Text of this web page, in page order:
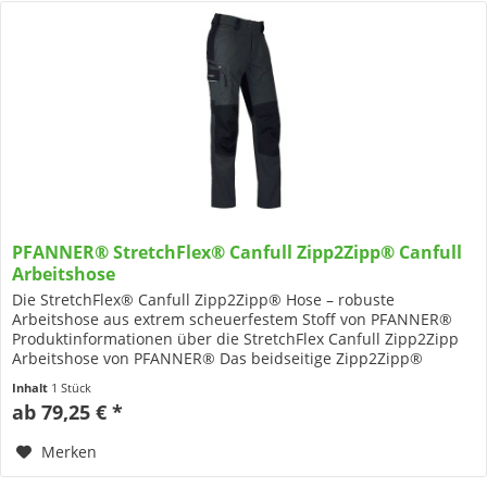
PFANNER® StretchFlex® Canfull Zipp2Zipp® Canfull
Arbeitshose
Die StretchFlex® Canfull Zipp2Zipp® Hose – robuste
Arbeitshose aus extrem scheuerfestem Stoff von PFANNER®
Produktinformationen über die StretchFlex Canfull Zipp2Zipp
Arbeitshose von PFANNER® Das beidseitige Zipp2Zipp®
Inhalt 1 Stück
ab 79,25 € *
Merken